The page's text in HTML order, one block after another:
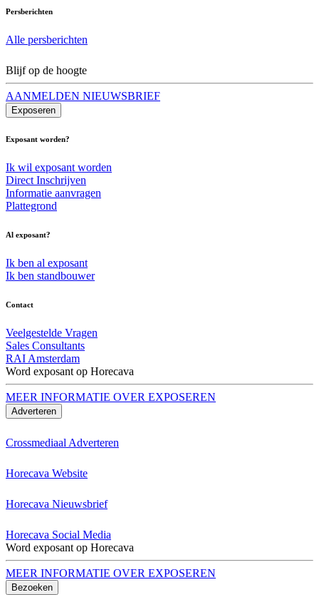
Persberichten
Alle persberichten
Blijf op de hoogte
AANMELDEN NIEUWSBRIEF
Exposeren
Exposant worden?
Ik wil exposant worden
Direct Inschrijven
Informatie aanvragen
Plattegrond
Al exposant?
Ik ben al exposant
Ik ben standbouwer
Contact
Veelgestelde Vragen
Sales Consultants
RAI Amsterdam
Word exposant op Horecava
MEER INFORMATIE OVER EXPOSEREN
Adverteren
Crossmediaal Adverteren
Horecava Website
Horecava Nieuwsbrief
Horecava Social Media
Word exposant op Horecava
MEER INFORMATIE OVER EXPOSEREN
Bezoeken